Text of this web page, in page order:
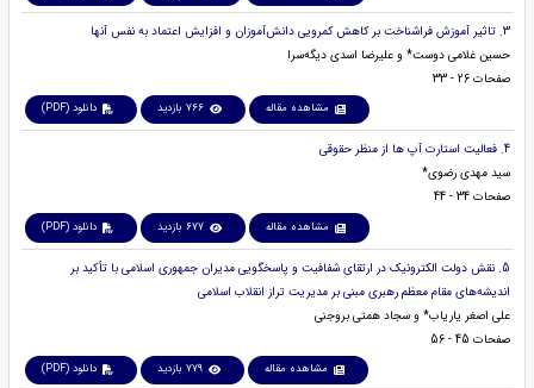
3. تاثیر آموزش فراشناخت بر کاهش کمرویی دانش‌آموزان و افزایش اعتماد به نفس آنها
حسین غلامی دوست* و علیرضا اسدی دیگه‌سرا
صفحات 26 - 33
مشاهده مقاله 766 بازدید دانلود (PDF)
4. فعالیت استارت آپ ها از منظر حقوقی
سید مهدی رضوی*
صفحات 34 - 44
مشاهده مقاله 677 بازدید دانلود (PDF)
5. نقش دولت الکترونیک در ارتقای شفافیت و پاسخگویی مدیران جمهوری اسلامی با تأکید بر
اندیشه‌های مقام معظم رهبری مبنی بر مدیریت تراز انقلاب اسلامی
علی اصغر یاریاب* و سجاد همتی بروجنی
صفحات 45 - 56
مشاهده مقاله 779 بازدید دانلود (PDF)